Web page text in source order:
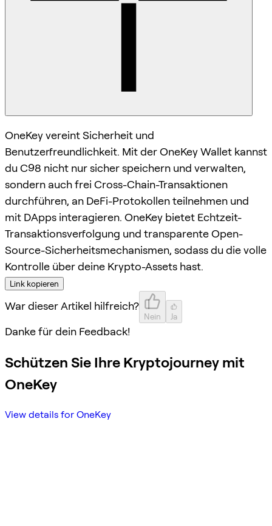
OneKey vereint Sicherheit und
Benutzerfreundlichkeit. Mit der OneKey Wallet kannst
du C98 nicht nur sicher speichern und verwalten,
sondern auch frei Cross-Chain-Transaktionen
durchführen, an DeFi-Protokollen teilnehmen und
mit DApps interagieren. OneKey bietet Echtzeit-
Transaktionsverfolgung und transparente Open-
Source-Sicherheitsmechanismen, sodass du die volle
Kontrolle über deine Krypto-Assets hast.
Link kopieren
War dieser Artikel hilfreich?
Nein Ja
Danke für dein Feedback!
Schützen Sie Ihre Kryptojourney mit
OneKey
View details for OneKey